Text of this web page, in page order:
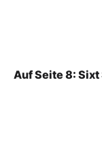
Auf Seite 8: Sixt